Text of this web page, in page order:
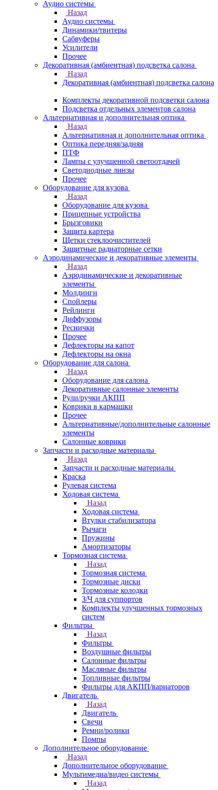
Аудио системы
Назад
Аудио системы
Динамики/твитеры
Сабвуферы
Усилители
Прочее
Декоративная (амбиентная) подсветка салона
Назад
Декоративная (амбиентная) подсветка салона
Комплекты декоративной подсветки салона
Подсветка отдельных элементов салона
Альтернативная и дополнительная оптика
Назад
Альтернативная и дополнительная оптика
Оптика передняя/задняя
ПТФ
Лампы с улучшенной светоотдачей
Светодиодные линзы
Прочее
Оборудование для кузова
Назад
Оборудование для кузова
Прицепные устройства
Брызговики
Защита картера
Щетки стеклоочистителей
Защитные радиаторные сетки
Аэродинамические и декоративные элементы
Назад
Аэродинамические и декоративные
элементы
Молдинги
Спойлеры
Рейлинги
Диффузоры
Реснички
Прочее
Дефлекторы на капот
Дефлекторы на окна
Оборудование для салона
Назад
Оборудование для салона
Декоративные салонные элементы
Рули/ручки АКПП
Коврики в кармашки
Прочее
Альтернативные/дополнительные салонные
элементы
Салонные коврики
Запчасти и расходные материалы
Назад
Запчасти и расходные материалы
Краска
Рулевая система
Ходовая система
Назад
Ходовая система
Втулки стабилизатора
Рычаги
Пружины
Амортизаторы
Тормозная система
Назад
Тормозная система
Тормозные диски
Тормозные колодки
З/Ч для суппортов
Комплекты улучшенных тормозных
систем
Фильтры
Назад
Фильтры
Воздушные фильтры
Салонные фильтры
Масляные фильтры
Топливные фильтры
Фильтры для АКПП/вариаторов
Двигатель
Назад
Двигатель
Свечи
Ремни/ролики
Помпы
Дополнительное оборудование
Назад
Дополнительное оборудование
Мультимедиа/видео системы
Назад